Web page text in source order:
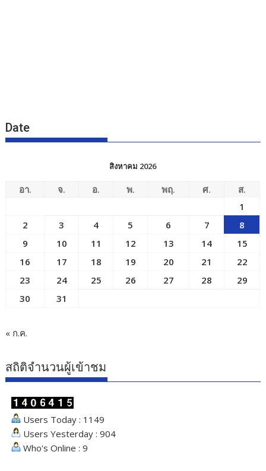
Date
สิงหาคม 2026
อา. จ. อ. พ. พฤ. ศ.
ส.
1
2
3 4 5 6 7
8
9
10 11 12 13 14
15
16
17 18 19 20 21
22
23
24 25 26 27 28
29
30
31
« ก.ค.
สถิติจำนวนผู้เข้าชม
Users Today : 1149
Users Yesterday : 904
Who's Online : 9